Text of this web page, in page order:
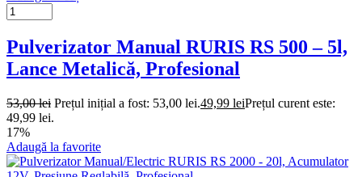
Pulverizator Manual RURIS RS 500 – 5l,
Lance Metalică, Profesional
53,00lei Prețul inițial a fost: 53,00 lei.49,99 leiPrețul curent este:
49,99 lei.
17%
Adaugă la favorite